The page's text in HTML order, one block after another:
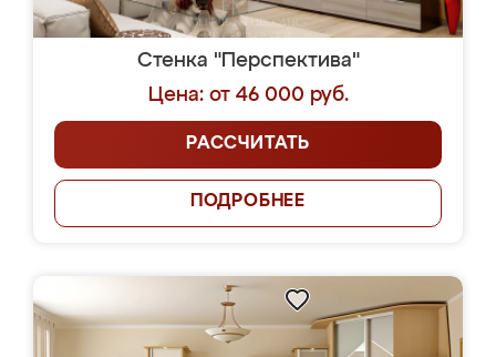
Стенка "Перспектива"
Цена: от 46 000 руб.
РАССЧИТАТЬ
ПОДРОБНЕЕ